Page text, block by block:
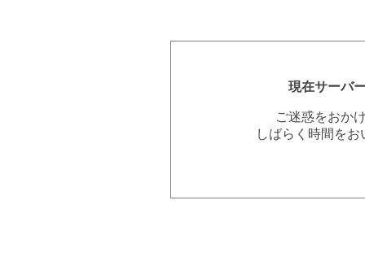
現在サーバ
ご迷惑をおか
しばらく時間を